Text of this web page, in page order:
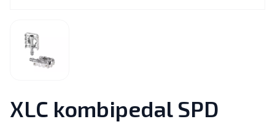
XLC kombipedal SPD